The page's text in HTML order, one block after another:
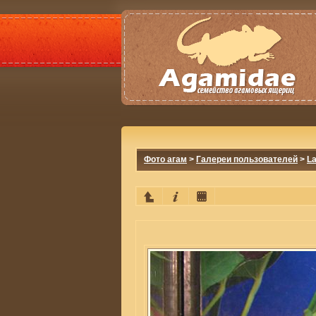
Фото агам > Галереи пользователей >